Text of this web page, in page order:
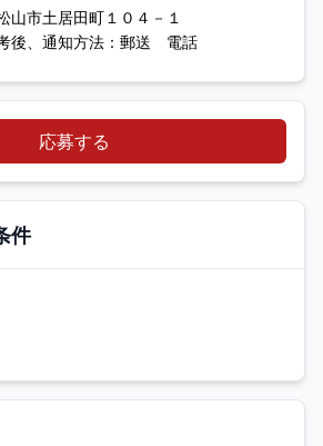
山市土居田町１０４－１
後、通知方法：郵送 電話
応募する
件